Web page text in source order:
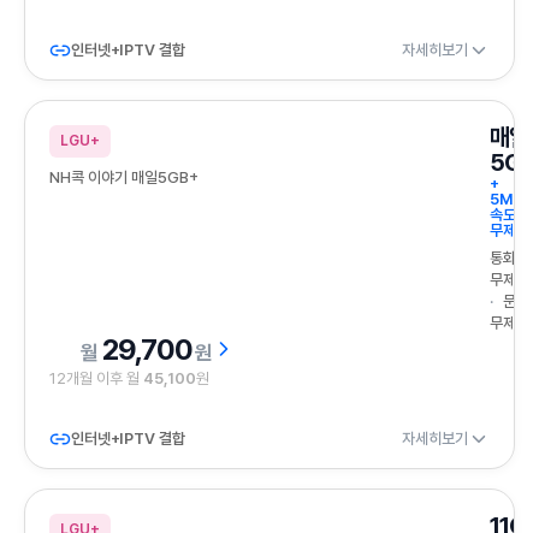
인터넷+IPTV 결합 자세히보기
LGU+
NH콕 이야기 매일5GB+
매일
5GB
+
속도
무제한
통화
무제한
문자
무제한
29,700원
12개월 이후 월 45,100원
인터넷+IPTV 결합 자세히보기
LGU+